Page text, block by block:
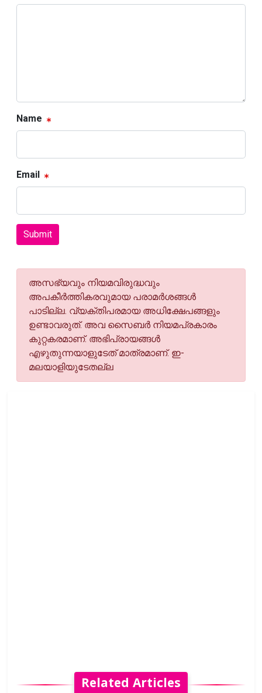
Name
Email
Submit
അസഭ്യവും നിയമവിരുദ്ധവും
അപകീര്‍ത്തികരവുമായ പരാമര്‍ശങ്ങള്‍
പാടില്ല. വ്യക്തിപരമായ അധിക്ഷേപങ്ങളും
ഉണ്ടാവരുത്. അവ സൈബര്‍ നിയമപ്രകാരം
കുറ്റകരമാണ്. അഭിപ്രായങ്ങള്‍
എഴുതുന്നയാളുടേത് മാത്രമാണ്. ഇ-
മലയാളിയുടേതല്ല
Related Articles